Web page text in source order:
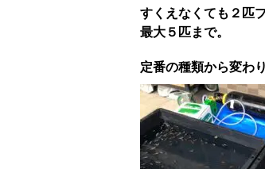
すくえなくても２匹
最大５匹まで。
定番の種類から変わ